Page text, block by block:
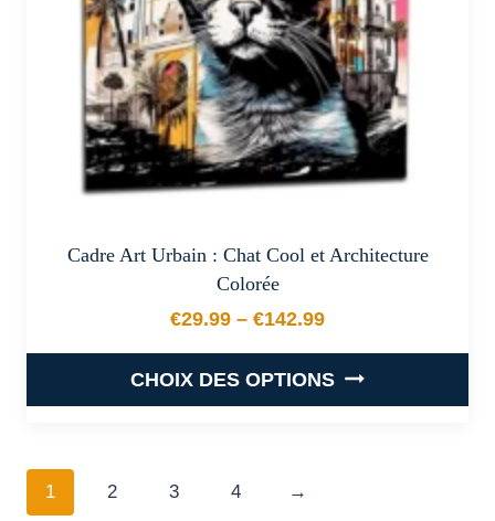
sur
la
page
du
produit
Cadre Art Urbain : Chat Cool et Architecture
Colorée
€29.99 – €142.99
Plage de prix : €29.99 à
CHOIX DES OPTIONS
1 2 3 4 →